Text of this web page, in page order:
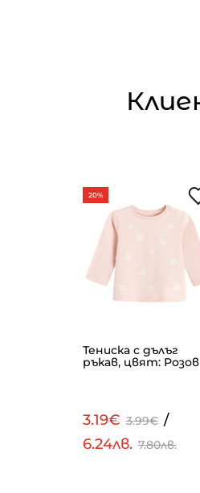
20%
Тениска с дълъг
ръкав, цвят: Розов
3.19€ 3.99€ /
6.24лв. 7.80лв.